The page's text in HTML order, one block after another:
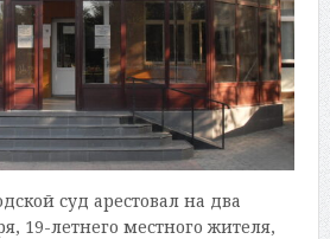
суд арестовал на два
19-летнего местного жителя,